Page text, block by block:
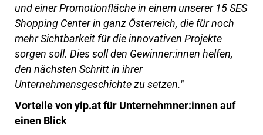
und einer Promotionfläche in einem unserer 15 SES
Shopping Center in ganz Österreich, die für noch
mehr Sichtbarkeit für die innovativen Projekte
sorgen soll. Dies soll den Gewinner:innen helfen,
den nächsten Schritt in ihrer
Unternehmensgeschichte zu setzen."
Vorteile von yip.at für Unternehmner:innen auf
einen Blick